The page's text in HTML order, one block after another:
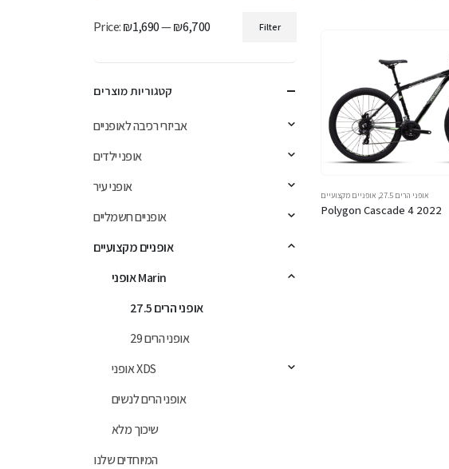
אופני הרים 27.5 , אופניים מקצועיים
Polygon Cascade 4 2022
price
price
Filter
Price:₪1,690—₪6,700
קטגוריות מוצרים
אביזרי רכיבה לאופניים
אופני ילדים
אופני עיר
אופניים חשמליים
אופניים מקצועיים
אופני Marin
אופני הרים 27.5
אופני הרים 29
אופני XDS
אופני הרים לנשים
שיכוך מלא
המיוחדים שלנו